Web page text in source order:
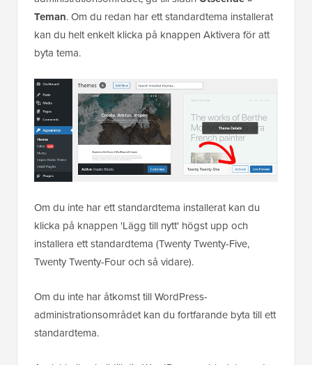
Teman. Om du redan har ett standardtema installerat
kan du helt enkelt klicka på knappen Aktivera för att
byta tema.
Om du inte har ett standardtema installerat kan du
klicka på knappen 'Lägg till nytt' högst upp och
installera ett standardtema (Twenty Twenty-Five,
Twenty Twenty-Four och så vidare).
Om du inte har åtkomst till WordPress-
administrationsområdet kan du fortfarande byta till ett
standardtema.